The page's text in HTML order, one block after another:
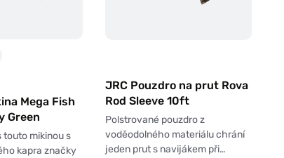
Mega Fish
Green
touto mikinou s
kapra značky
JRC Pouzdro na prut Rova
Rod Sleeve 10ft
Polstrované pouzdro z
voděodolného materiálu chrání
jeden prut s navijákem při…